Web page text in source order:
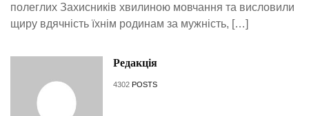
полеглих Захисників хвилиною мовчання та висловили
щиру вдячність їхнім родинам за мужність, […]
Редакція
4302 POSTS